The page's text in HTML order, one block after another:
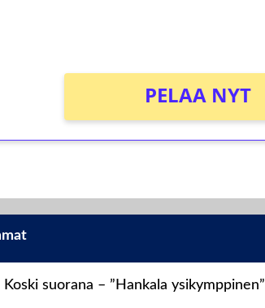
PELAA NYT
suorana – ”Hankala ysikymppinen”